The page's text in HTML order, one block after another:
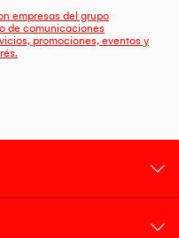
empresas del grupo
de comunicaciones
promociones, eventos y